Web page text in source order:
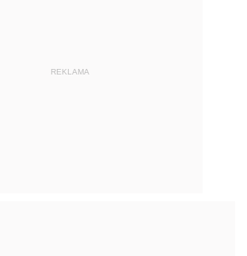
REKLAMA